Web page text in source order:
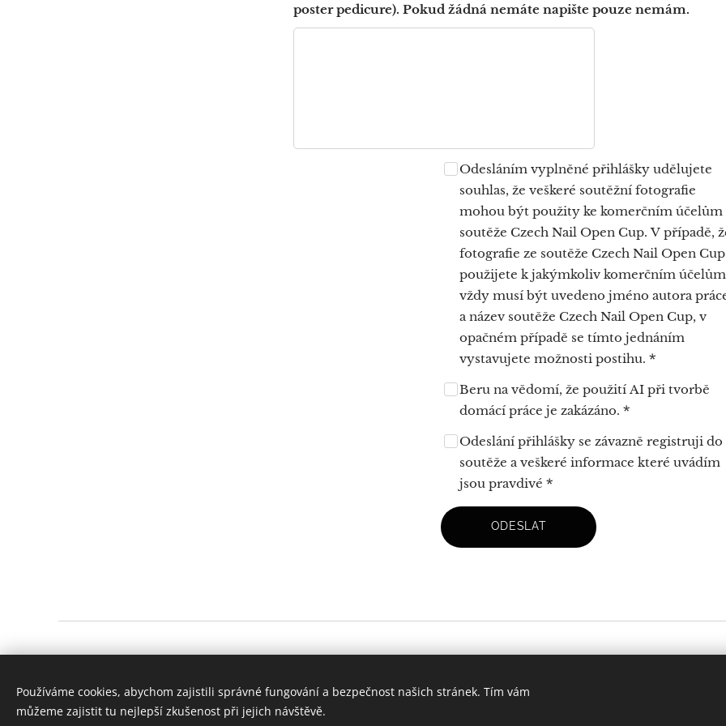
poster pedicure). Pokud žádná nemáte napište pouze nemám.
Odesláním vyplněné přihlášky udělujete
souhlas, že veškeré soutěžní fotografie
mohou být použity ke komerčním účelům
soutěže Czech Nail Open Cup. V případě,
fotografie ze soutěže Czech Nail Open Cup
použijete k jakýmkoliv komerčním
vždy musí být uvedeno jméno autora
a název soutěže Czech Nail Open Cup, v
opačném případě se tímto jednáním
vystavujete možnosti postihu.
Beru na vědomí, že použití AI při tvorbě
domácí práce je zakázáno.
Odeslání přihlášky se závazně registruji do
soutěže a veškeré informace které uvádím
jsou pravdivé
ODESLAT
Digitone.cz
Používáme cookies, abychom zajistili správné fungování a bezpečnost našich stránek. Tím vám
můžeme zajistit tu nejlepší zkušenost při jejich návštěvě.